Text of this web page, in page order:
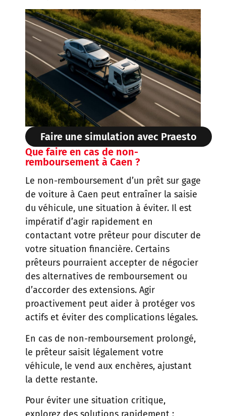
Faire une simulation avec Praesto
Que faire en cas de non-
remboursement à Caen ?
Le non-remboursement d’un prêt sur gage
de voiture à Caen peut entraîner la saisie
du véhicule, une situation à éviter. Il est
impératif d’agir rapidement en
contactant votre prêteur pour discuter de
votre situation financière. Certains
prêteurs pourraient accepter de négocier
des alternatives de remboursement ou
d’accorder des extensions. Agir
proactivement peut aider à protéger vos
actifs et éviter des complications légales.
En cas de non-remboursement prolongé,
le prêteur saisit légalement votre
véhicule, le vend aux enchères, ajustant
la dette restante.
Pour éviter une situation critique,